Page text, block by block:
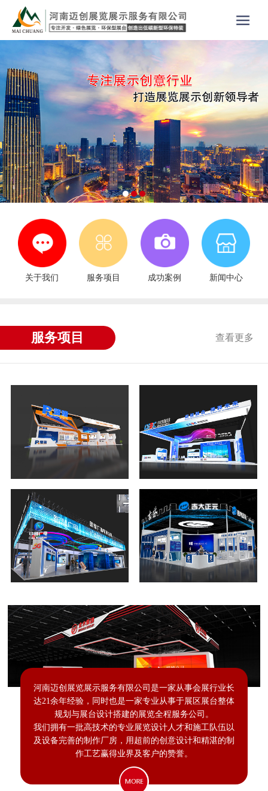
关于我们 服务项目 成功案例 新闻中心
服务项目 查看更多
河南迈创展览展示服务有限公司是一家从事会展行业长
达21余年经验，同时也是一家专业从事于展区展台整体
规划与展台设计搭建的展览全程服务公司。
我们拥有一批高技术的专业展览设计人才和施工队伍以
及设备完善的制作厂房，用超前的创意设计和精湛的制
作工艺赢得业界及客户的赞誉。